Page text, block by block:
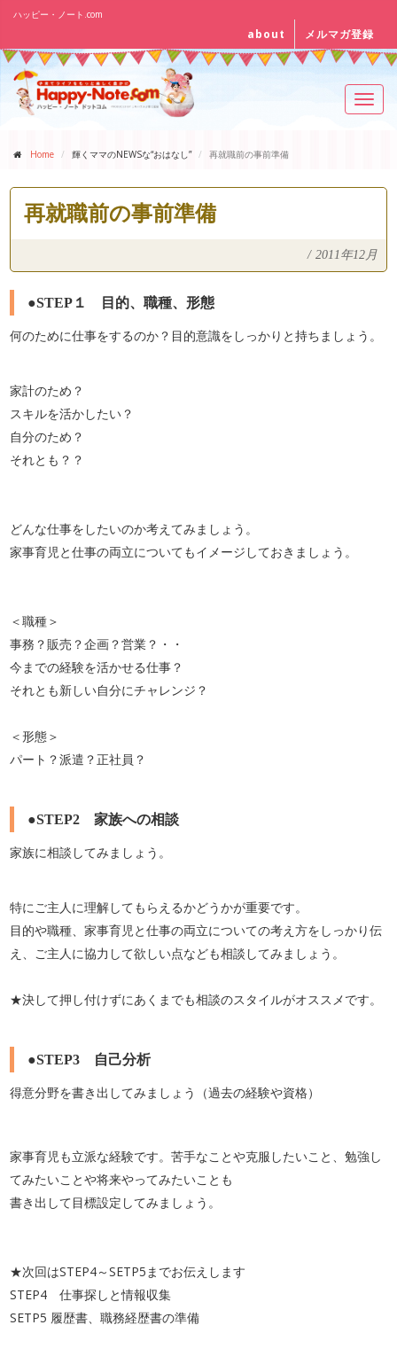
ハッピー・ノート.com
about メルマガ登録
Home 輝くママのNEWSな“おはなし” 再就職前の事前準備
再就職前の事前準備
/ 2011年12月
●STEP１ 目的、職種、形態
何のために仕事をするのか？目的意識をしっかりと持ちましょう。
家計のため？
スキルを活かしたい？
自分のため？
それとも？？
どんな仕事をしたいのか考えてみましょう。
家事育児と仕事の両立についてもイメージしておきましょう。
＜職種＞
事務？販売？企画？営業？・・
今までの経験を活かせる仕事？
それとも新しい自分にチャレンジ？
＜形態＞
パート？派遣？正社員？
●STEP2 家族への相談
家族に相談してみましょう。
特にご主人に理解してもらえるかどうかが重要です。
目的や職種、家事育児と仕事の両立についての考え方をしっかり伝
え、ご主人に協力して欲しい点なども相談してみましょう。
★決して押し付けずにあくまでも相談のスタイルがオススメです。
●STEP3 自己分析
得意分野を書き出してみましょう（過去の経験や資格）
家事育児も立派な経験です。苦手なことや克服したいこと、勉強し
てみたいことや将来やってみたいことも
書き出して目標設定してみましょう。
★次回はSTEP4～SETP5までお伝えします
STEP4 仕事探しと情報収集
SETP5 履歴書、職務経歴書の準備